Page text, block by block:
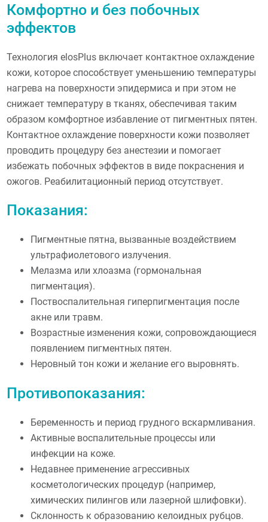
Комфортно и без побочных
эффектов
Технология elosPlus включает контактное охлаждение
кожи, которое способствует уменьшению температуры
нагрева на поверхности эпидермиса и при этом не
снижает температуру в тканях, обеспечивая таким
образом комфортное избавление от пигментных пятен.
Контактное охлаждение поверхности кожи позволяет
проводить процедуру без анестезии и помогает
избежать побочных эффектов в виде покраснения и
ожогов. Реабилитационный период отсутствует.
Показания:
Пигментные пятна, вызванные воздействием
ультрафиолетового излучения.
Мелазма или хлоазма (гормональная
пигментация).
Поствоспалительная гиперпигментация после
акне или травм.
Возрастные изменения кожи, сопровождающиеся
появлением пигментных пятен.
Неровный тон кожи и желание его выровнять.
Противопоказания:
Беременность и период грудного вскармливания.
Активные воспалительные процессы или
инфекции на коже.
Недавнее применение агрессивных
косметологических процедур (например,
химических пилингов или лазерной шлифовки).
Склонность к образованию келоидных рубцов.